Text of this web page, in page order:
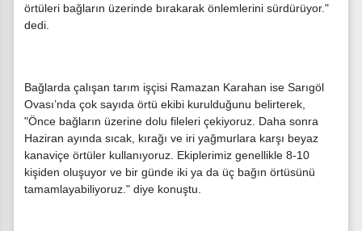
örtüleri bağların üzerinde bırakarak önlemlerini sürdürüyor."
dedi.
Bağlarda çalışan tarım işçisi Ramazan Karahan ise Sarıgöl
Ovası’nda çok sayıda örtü ekibi kurulduğunu belirterek,
"Önce bağların üzerine dolu fileleri çekiyoruz. Daha sonra
Haziran ayında sıcak, kırağı ve iri yağmurlara karşı beyaz
kanaviçe örtüler kullanıyoruz. Ekiplerimiz genellikle 8-10
kişiden oluşuyor ve bir günde iki ya da üç bağın örtüsünü
tamamlayabiliyoruz." diye konuştu.